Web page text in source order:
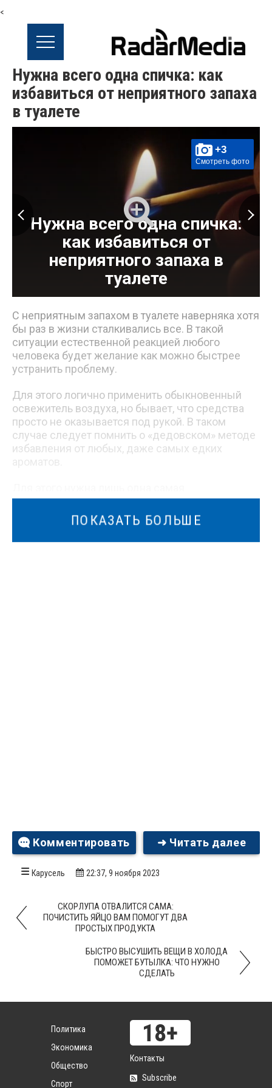
<
Нужна всего одна спичка: как
избавиться от неприятного запаха
в туалете
+3
Смотреть фото
Нужна всего одна спичка:
как избавиться от
неприятного запаха в
туалете
С неприятным запахом в туалете наверняка хотя
бы раз в жизни сталкивались все. В такой
ситуации естественной реакцией любого
человека будет желание как можно быстрее
устранить проблему.
Для этого логично применить обыкновенный
освежитель воздуха, но бывает, что средства
просто не оказывается под рукой. В таком
случае следует помнить о «дедовском» методе
избавления от любых, даже самых едких
обыкновенная спичка, которую следует
поджечь в помещении и подождать несколько
секунд, после чего выбросить в унитаз.
ПОКАЗАТЬ БОЛЬШЕ
Комментировать ➜ Читать далее
Карусель 22:37, 9 ноября 2023
СКОРЛУПА ОТВАЛИТСЯ САМА:
ПОЧИСТИТЬ ЯЙЦО ВАМ ПОМОГУТ ДВА
ПРОСТЫХ ПРОДУКТА
БЫСТРО ВЫСУШИТЬ ВЕЩИ В ХОЛОДА
ПОМОЖЕТ БУТЫЛКА: ЧТО НУЖНО
СДЕЛАТЬ
Политика
Экономика
Общество
Спорт
Контакты
Subscribe